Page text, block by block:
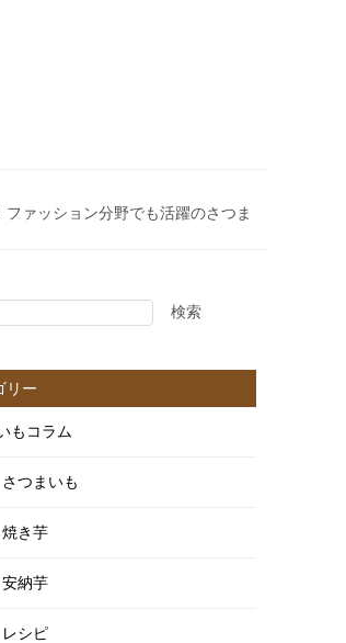
ァッション分野でも活躍のさつま
検索
リー
もコラム
さつまいも
焼き芋
安納芋
レシピ